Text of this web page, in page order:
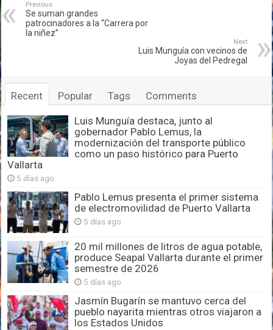
Previous
Se suman grandes
patrocinadores a la “Carrera por
la niñez”
Next
Luis Munguía con vecinos de
Joyas del Pedregal
Recent Popular Tags Comments
Luis Munguía destaca, junto al
gobernador Pablo Lemus, la
modernización del transporte público
como un paso histórico para Puerto
Vallarta
5 días ago
Pablo Lemus presenta el primer sistema
de electromovilidad de Puerto Vallarta
5 días ago
20 mil millones de litros de agua potable,
produce Seapal Vallarta durante el primer
semestre de 2026
5 días ago
Jasmín Bugarín se mantuvo cerca del
pueblo nayarita mientras otros viajaron a
los Estados Unidos